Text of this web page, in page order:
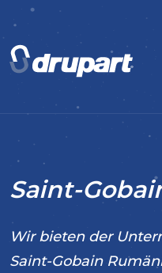
Saint-
Wir bieten der
Saint-Gobain